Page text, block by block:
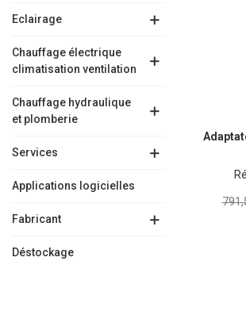
Eclairage
Chauffage électrique
climatisation ventilation
Chauffage hydraulique
et plomberie
Services
Applications logicielles
Fabricant
Déstockage